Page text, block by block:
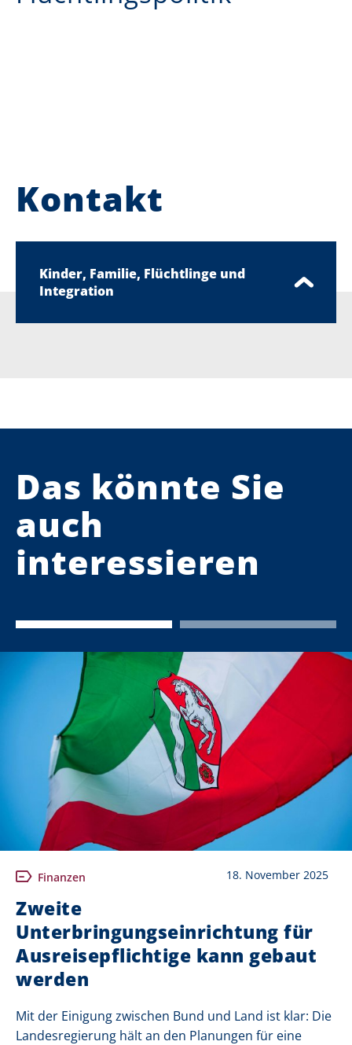
Kontakt
Kinder, Familie, Flüchtlinge und
Integration
Das könnte Sie
auch
interessieren
Finanzen 18. November 2025
Zweite
Unterbringungseinrichtung für
Ausreisepflichtige kann gebaut
werden
Mit der Einigung zwischen Bund und Land ist klar: Die
Landesregierung hält an den Planungen für eine